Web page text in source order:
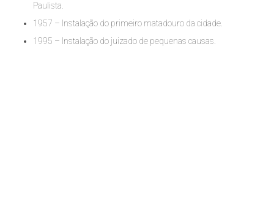
Paulista.
1957 – Instalação do primeiro matadouro da cidade.
1995 – Instalação do juizado de pequenas causas.